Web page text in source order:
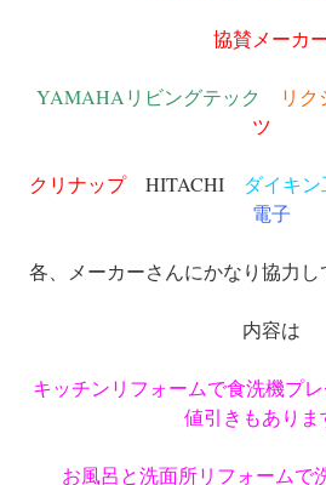
協賛メーカ
YAMAHAリビングテック リク
ツ
クリナップHITACHI ダイキン
電子
各、メーカーさんにかなり協力し
内容は
キッチンリフォームで食洗機プ
値引きもありま
お風呂と洗面所リフォームで